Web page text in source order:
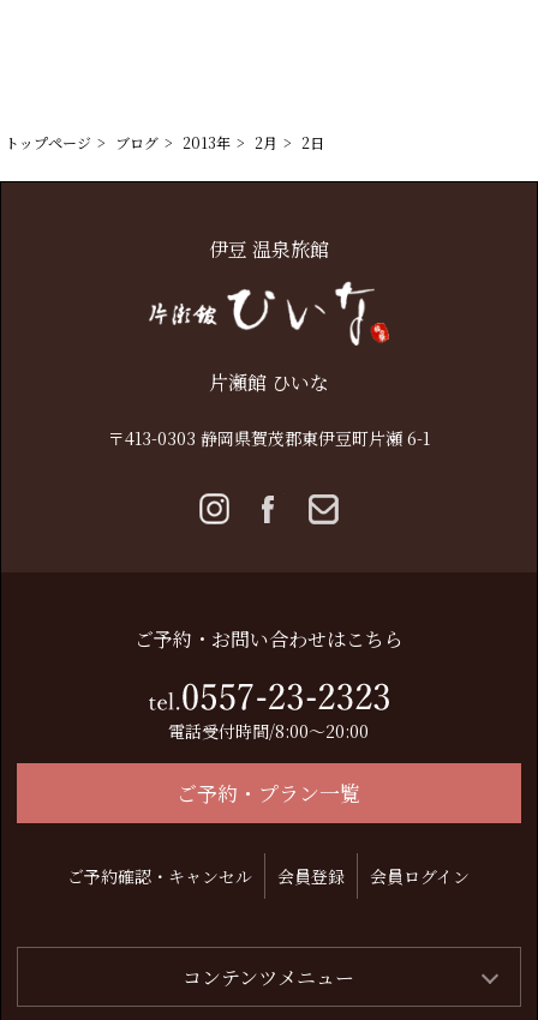
トップページ ブログ 2013年 2月 2日
伊豆 温泉旅館
片瀬館 ひいな
〒413-0303 静岡県賀茂郡東伊豆町片瀬 6-1
ご予約・お問い合わせはこちら
電話受付時間/8:00～20:00
ご予約・プラン一覧
ご予約確認・キャンセル 会員登録 会員ログイン
コンテンツメニュー